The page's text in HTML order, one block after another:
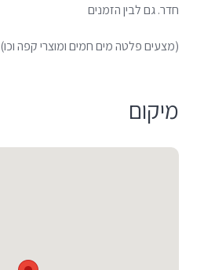
חדר. גם לבין הזמנים
(מצעים פלטה מים חמים ומוצרי קפה וכו)
מיקום